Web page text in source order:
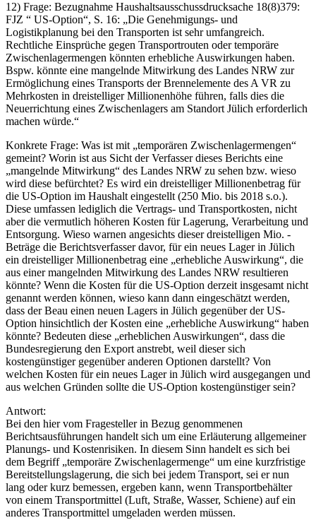
12) Frage: Bezugnahme Haushaltsausschussdrucksache 18(8)379:
FJZ “ US-Option“, S. 16: „Die Genehmigungs- und
Logistikplanung bei den Transporten ist sehr umfangreich.
Rechtliche Einsprüche gegen Transportrouten oder temporäre
Zwischenlagermengen könnten erhebliche Auswirkungen haben.
Bspw. könnte eine mangelnde Mitwirkung des Landes NRW zur
Ermöglichung eines Transports der Brennelemente des A VR zu
Mehrkosten in dreistelliger Millionenhöhe führen, falls dies die
Neuerrichtung eines Zwischenlagers am Standort Jülich erforderlich
machen würde.“
Konkrete Frage: Was ist mit „temporären Zwischenlagermengen“
gemeint? Worin ist aus Sicht der Verfasser dieses Berichts eine
„mangelnde Mitwirkung“ des Landes NRW zu sehen bzw. wieso
wird diese befürchtet? Es wird ein dreistelliger Millionenbetrag für
die US-Option im Haushalt eingestellt (250 Mio. bis 2018 s.o.).
Diese umfassen lediglich die Vertrags- und Transportkosten, nicht
aber die vermutlich höheren Kosten für Lagerung, Verarbeitung und
Entsorgung. Wieso warnen angesichts dieser dreistelligen Mio. -
Beträge die Berichtsverfasser davor, für ein neues Lager in Jülich
ein dreistelliger Millionenbetrag eine „erhebliche Auswirkung“, die
aus einer mangelnden Mitwirkung des Landes NRW resultieren
könnte? Wenn die Kosten für die US-Option derzeit insgesamt nicht
genannt werden können, wieso kann dann eingeschätzt werden,
dass der Beau einen neuen Lagers in Jülich gegenüber der US-
Option hinsichtlich der Kosten eine „erhebliche Auswirkung“ haben
könnte? Bedeuten diese „erheblichen Auswirkungen“, dass die
Bundesregierung den Export anstrebt, weil dieser sich
kostengünstiger gegenüber anderen Optionen darstellt? Von
welchen Kosten für ein neues Lager in Jülich wird ausgegangen und
aus welchen Gründen sollte die US-Option kostengünstiger sein?
Antwort:
Bei den hier vom Fragesteller in Bezug genommenen
Berichtsausführungen handelt sich um eine Erläuterung allgemeiner
Planungs- und Kostenrisiken. In diesem Sinn handelt es sich bei
dem Begriff „temporäre Zwischenlagermenge“ um eine kurzfristige
Bereitstellungslagerung, die sich bei jedem Transport, sei er nun
lang oder kurz bemessen, ergeben kann, wenn Transportbehälter
von einem Transportmittel (Luft, Straße, Wasser, Schiene) auf ein
anderes Transportmittel umgeladen werden müssen.